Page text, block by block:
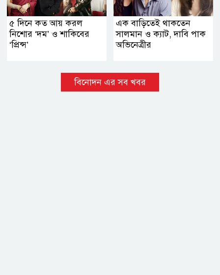
৫ দিনে কত আয় করল
নিশোর ‘দম’ ও শাকিবের
‘প্রিন্স’
এক বাড়িতেই থাকতেন
সালমান ও ক্যাট, দাবি পাক
অভিনেত্রীর
বিনোদন এর সব খবর